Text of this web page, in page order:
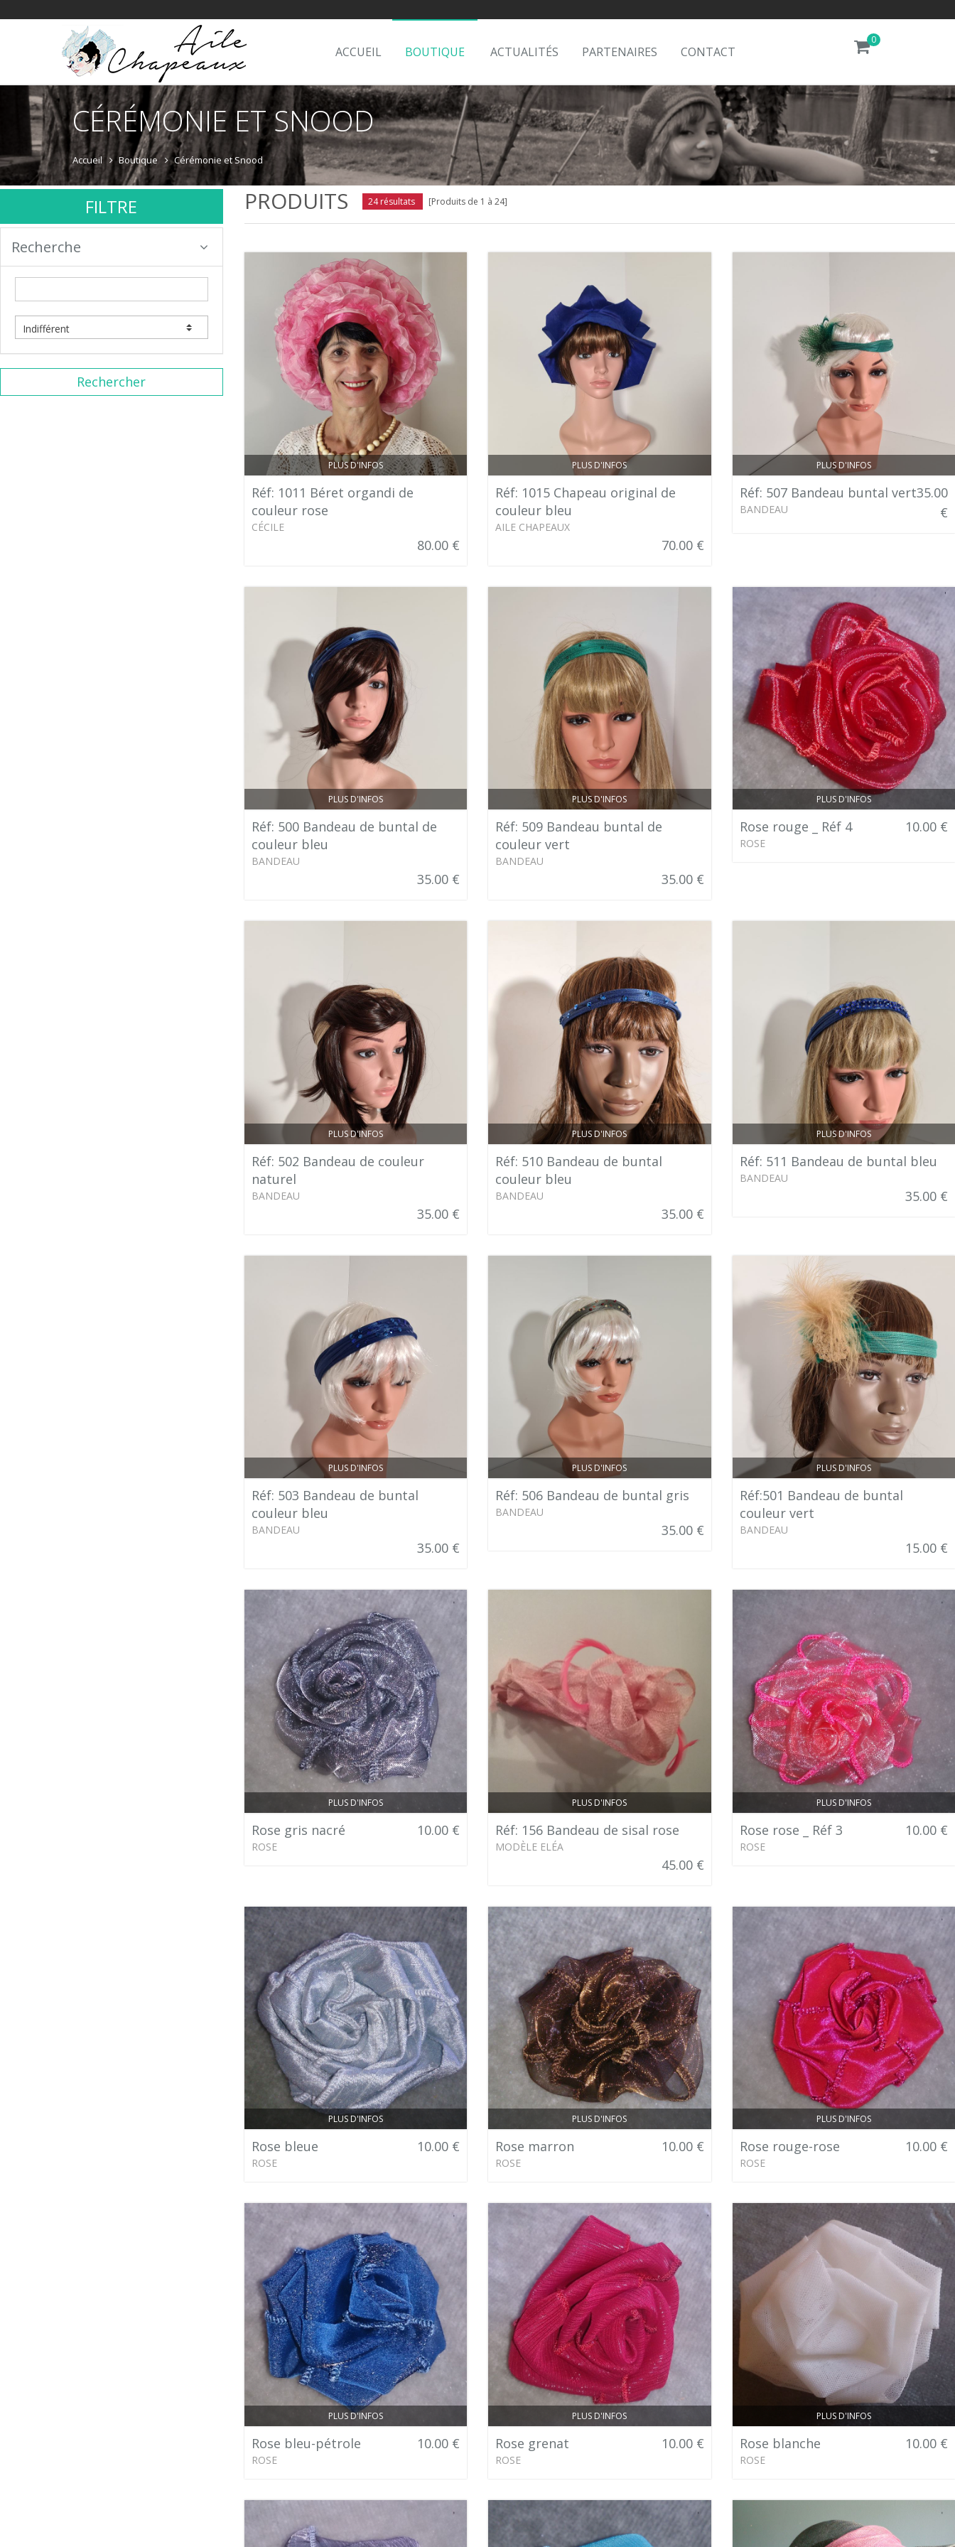
0
ACCUEIL BOUTIQUE ACTUALITÉS PARTENAIRES CONTACT
CÉRÉMONIE ET SNOOD
Accueil Boutique Cérémonie et Snood
FILTRE
Recherche
Rechercher
PRODUITS 24 résultats [Produits de 1 à 24]
PLUS D'INFOS
Réf: 1011 Béret organdi de
couleur rose
CÉCILE
80.00 €
PLUS D'INFOS
Réf: 1015 Chapeau original de
couleur bleu
AILE CHAPEAUX
70.00 €
PLUS D'INFOS
Réf: 507 Bandeau buntal vert
BANDEAU
35.00
€
PLUS D'INFOS
Réf: 500 Bandeau de buntal de
couleur bleu
BANDEAU
35.00 €
PLUS D'INFOS
Réf: 509 Bandeau buntal de
couleur vert
BANDEAU
35.00 €
PLUS D'INFOS
Rose rouge _ Réf 4
ROSE
10.00 €
PLUS D'INFOS
Réf: 502 Bandeau de couleur
naturel
BANDEAU
35.00 €
PLUS D'INFOS
Réf: 510 Bandeau de buntal
couleur bleu
BANDEAU
35.00 €
PLUS D'INFOS
Réf: 511 Bandeau de buntal bleu
BANDEAU
35.00 €
PLUS D'INFOS
Réf: 503 Bandeau de buntal
couleur bleu
BANDEAU
35.00 €
PLUS D'INFOS
Réf: 506 Bandeau de buntal gris
BANDEAU
35.00 €
PLUS D'INFOS
Réf:501 Bandeau de buntal
couleur vert
BANDEAU
15.00 €
PLUS D'INFOS
Rose gris nacré
ROSE
10.00 €
PLUS D'INFOS
Réf: 156 Bandeau de sisal rose
MODÈLE ELÉA
45.00 €
PLUS D'INFOS
Rose rose _ Réf 3
ROSE
10.00 €
PLUS D'INFOS
Rose bleue
ROSE
10.00 €
PLUS D'INFOS
Rose marron
ROSE
10.00 €
PLUS D'INFOS
Rose rouge-rose
ROSE
10.00 €
PLUS D'INFOS
Rose bleu-pétrole
ROSE
10.00 €
PLUS D'INFOS
Rose grenat
ROSE
10.00 €
PLUS D'INFOS
Rose blanche
ROSE
10.00 €